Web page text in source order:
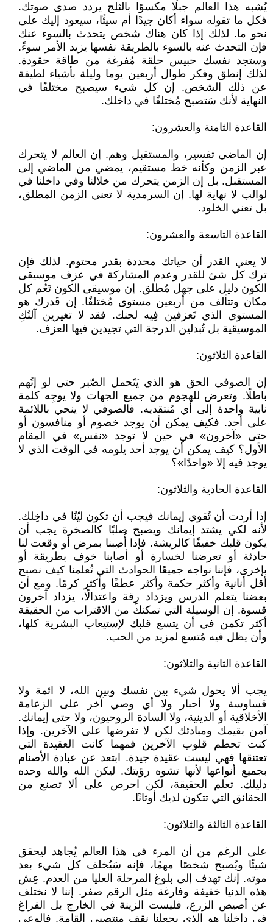
يُشبه هذا العالم جبلًا مكسوًا بالثلج يردد صدى صوتك.
فكل ما تقوله سواء أكان جيدًا أم سيئًا، سيعود إليك على
نحو ما. لذلك إذا كان هناك شخص يتحدث بالسوء عنك
فإن التحدث عنه بالسوء بالطريقة نفسها يزيد الأمر سوءً.
وستجد نفسك حبيس حلقة مُفرغة من طاقة حقودة.
لذلك إنطق وفكر طوال أربعين يوما وليلة بأشياء لطيفة
عن ذلك الشخص. إن كل شيء سيصبح مختلفًا في
النهاية لأنك سَتصبح مُختلفًا في داخلك.
القاعدة الثامنة والعشرون:
إن الماضي تفسير، والمستقبل وهم. إن العالم لا يتحرك
عبر الزمن وكأنه خط مستقيم، يمضي من الماضي إلى
المستقبل. بل إن الزمن يتحرك من خلالنا وفي داخلنا في
لوالب لا نهاية لها. إن السرمدية لا تعني الزمن المطلق،
بل تعني الخلود.
القاعدة التاسعة والعشرون:
لا يعني القدر أن حياتك محددة بقدر محتوم. لذلك فإن
ترك كل شئ للقدر وعدم المشاركة في عزف موسيقى
الكون دليل على جهل مُطلق. إن موسيقى الكون تَعُم كل
مكان وتتألف من أربعين مستوى مُختلفًا. إن قَدرك هو
المستوى الذي تَعزفين فِيه لحنك. فقد لا تغيرين آلتُكِ
الموسيقية بل تُبدلين الدرجة التي تجيدين فيها العزف.
القاعدة الثلاثون:
إن الصوفي الحق هو الذي يَتَحمل الصّبر حتى لو إتُهم
باطلًا. وتعرض للهجوم من جميع الجهات ولا يوجِه كلمة
نابية واحدة إلى أي مُنتقديه. فالصوفي لا ينحي باللائمة
على أحد. فكيف يمكن أن يوجد خصوم أو منافسون أو
حتى «آخرون» في حين لا توجد «نفس» في المقام
الأول؟ كيف يمكن أن يوجد أحد يلومه في الوقت الذي لا
يوجد فيه إلا «واحدًا»؟
القاعدة الحادية والثلاثون:
إذا أردت أن تُقوي إيمانك فيجب أن تكون ليّنًا في داخِلك.
لأنه لكي يشتد إيمانك ويصبح صلبًا كالصخرة يجب أن
يكون قلبك خفيفًا كالريشة. فإذا أُصِبنا بمرض أو وقعت لنا
حادثة أو تعرضنا لخسارة أو أصابنا خوف بطريقة أو
بإخرى، فإننا نواجه جميعًا الحوادث التي تُعلمنا كيف نصبح
أقل أنانية وأكثر حكمة وأكثر عطفًا وأكثر كرمًا. ومع أن
بعضنا يتعلم الدرس ويزداد رِقة واعتدالًا، يزداد آخرون
قسوة. إن الوسيلة التي تمكنك من الاقتراب من الحقيقة
أكثر تكمن في أن يتسع قلبك لإستيعاب البشرية كلها،
وأن يظل فيه مُتسع لمزيد من الحب.
القاعدة الثانية والثلاثون:
يجب ألا يحول شيء بين نفسك وبين الله، لا ائمة ولا
قساوسة ولا أحبار ولا أي وصي آخر على الزعامة
الأخلاقية أو الدينية، ولا السادة الروحيون، ولا حتى إيمانك.
آمن بقيمك ومبادئك لكن لا تفرضها على الآخرين. وإذا
كنت تحطم قلوب الآخرين فمهما كانت العقيدة التي
تعتنقها فهي ليست عقيدة جيدة. ابتعد عن عبادة الأصنام
بجميع أنواعها لأنها تشوه رؤيتك. ليكن الله والله وحده
دليلك. تعلم الحقيقة، لكن احرص على ألا تصنع من
الحقائق التي تتكون لديك أوثانًا.
القاعدة الثالثة والثلاثون:
على الرغم من أن المرء في هذا العالم يُجاهد ليحقق
شيئًا ويُصبح شخصًا مهمًا، فإنه سَيُخلف كل شيء بعد
موته. إنك تهدف إلى بلوغ المرحلة العليا من العدم. عِش
هذه الدنيا خفيفة وفارغة مثل الرقم صفر. إننا لا نختلف
عن أصيص الزرع، فليست الزينة في الخارج بل الفراغ
في داخلنا هو الذي يجعلنا نقف منتصبى القامة. فالوعي